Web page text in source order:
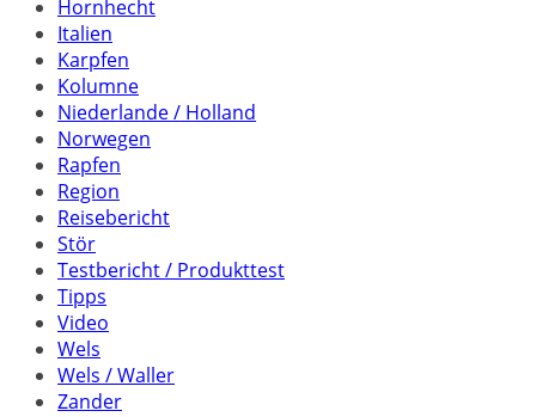
Hornhecht
Italien
Karpfen
Kolumne
Niederlande / Holland
Norwegen
Rapfen
Region
Reisebericht
Stör
Testbericht / Produkttest
Tipps
Video
Wels
Wels / Waller
Zander